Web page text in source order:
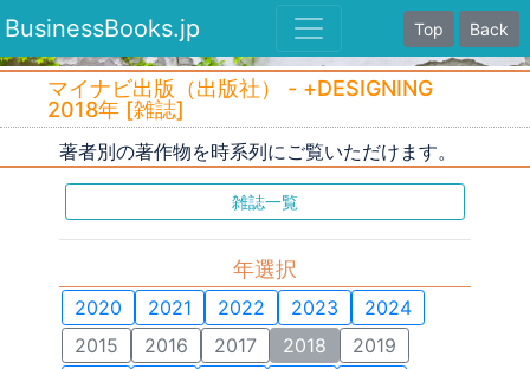
BusinessBooks.jp Top Back
マイナビ出版（出版社） - +DESIGNING
2018年 [雑誌]
著者別の著作物を時系列にご覧いただけます。
雑誌一覧
年選択
2020 2021 2022 2023
2024
2015
2016 2017 2018
2019